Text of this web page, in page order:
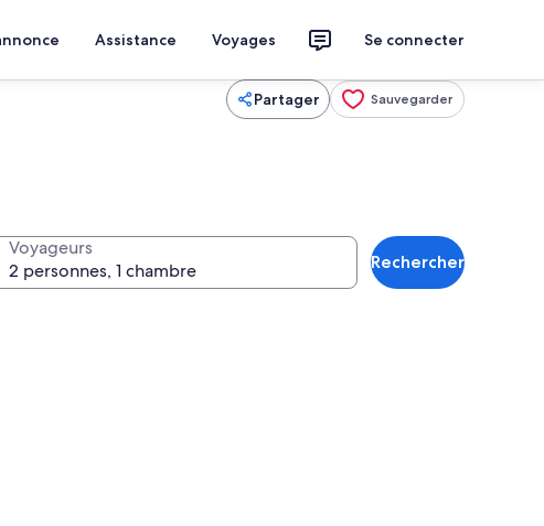
Assistance Voyages Se connecter
Partager Sauvegarder
Voyageurs
Rechercher